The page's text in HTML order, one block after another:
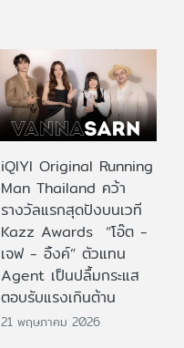
iQIYI Original Running
Man Thailand คว้า
รางวัลแรกสุดปังบนเวที
Kazz Awards “โอ๊ต -
เจฟ - อิ้งค์” ตัวแทน
Agent เป็นปลื้มกระแส
ตอบรับแรงเกินต้าน
21 พฤษภาคม 2026